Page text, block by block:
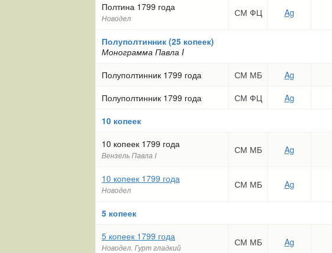
Полтина 1799 года
Новодел СМ ФЦ Ag
Полуполтинник (25 копеек)
Монограмма Павла I
Полуполтинник 1799 года
СМ МБ Ag
Полуполтинник 1799 года
СМ ФЦ Ag
10 копеек
10 копеек 1799 года
Вензель Павла I СМ МБ Ag
10 копеек 1799 года
Новодел СМ МБ Ag
5 копеек
5 копеек 1799 года
Новодел. Гурт гладкий СМ МБ Ag